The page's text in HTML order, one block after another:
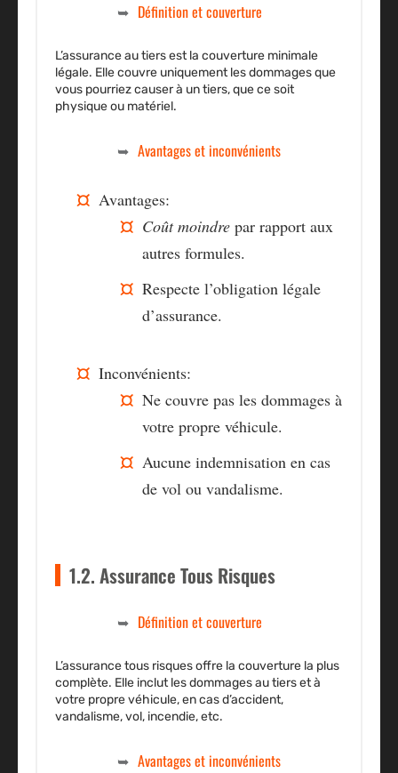
Définition et couverture
L’assurance au tiers est la couverture minimale
légale. Elle couvre uniquement les dommages que
vous pourriez causer à un tiers, que ce soit
physique ou matériel.
Avantages et inconvénients
Avantages:
Coût moindre par rapport aux
autres formules.
Respecte l’obligation légale
d’assurance.
Inconvénients:
Ne couvre pas les dommages à
votre propre véhicule.
Aucune indemnisation en cas
de vol ou vandalisme.
1.2. Assurance Tous Risques
Définition et couverture
L’assurance tous risques offre la couverture la plus
complète. Elle inclut les dommages au tiers et à
votre propre véhicule, en cas d’accident,
vandalisme, vol, incendie, etc.
Avantages et inconvénients